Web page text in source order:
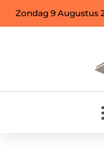
Zondag 9 Augustus